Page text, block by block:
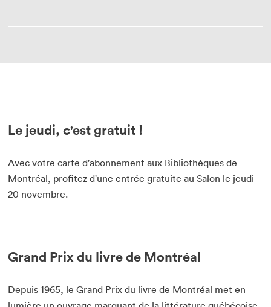
Le jeudi, c'est gratuit !
Avec votre carte d'abonnement aux Bibliothèques de
Montréal, profitez d'une entrée gratuite au Salon le jeudi
20 novembre.
Grand Prix du livre de Montréal
Depuis 1965, le Grand Prix du livre de Montréal met en